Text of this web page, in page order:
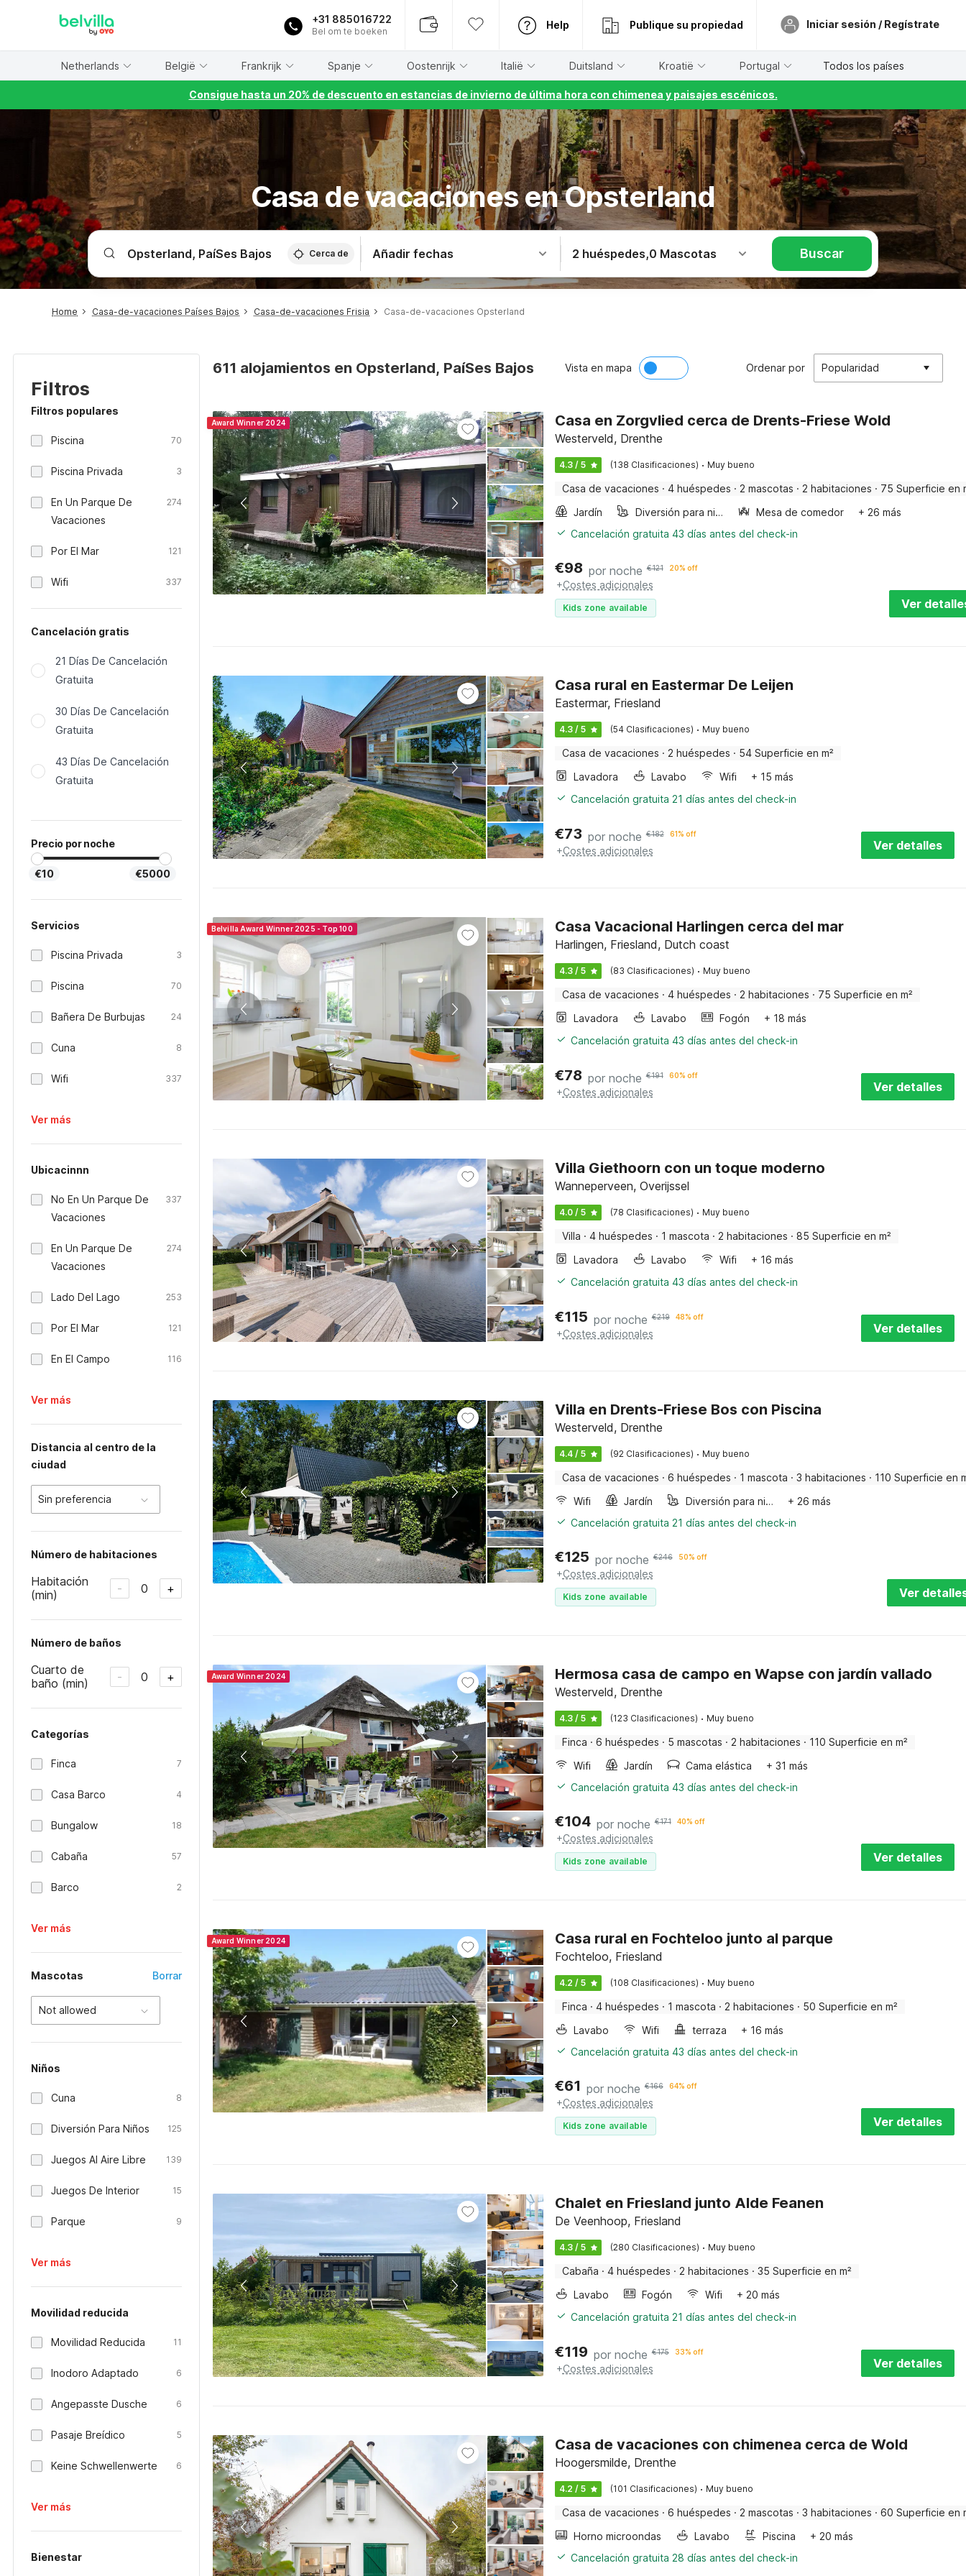
+31 885016722
Bel om te boeken
Help Publique su propiedad Iniciar sesión / Regístrate
Netherlands België Frankrijk Spanje Oostenrijk Italië Duitsland Kroatië Portugal Todos los países
Consigue hasta un 20% de descuento en estancias de invierno de última hora con chimenea y paisajes escénicos.
Casa de vacaciones en Opsterland
Cerca de Añadir fechas 2 huéspedes,0 Mascotas Buscar
Home Casa-de-vacaciones Países Bajos Casa-de-vacaciones Frisia Casa-de-vacaciones Opsterland
Filtros
Filtros populares
Piscina 70
Piscina Privada 3
En Un Parque De
Vacaciones
274
Por El Mar 121
Wifi 337
Cancelación gratis
21 Días De Cancelación
Gratuita
30 Días De Cancelación
Gratuita
43 Días De Cancelación
Gratuita
Precio por noche
€10 €5000
Servicios
Piscina Privada 3
Piscina 70
Bañera De Burbujas 24
Cuna 8
Wifi 337
Ver más
Ubicacinnn
No En Un Parque De
Vacaciones
337
En Un Parque De
Vacaciones
274
Lado Del Lago 253
Por El Mar 121
En El Campo 116
Ver más
Distancia al centro de la
ciudad
Sin preferencia
Número de habitaciones
Habitación
(min)
- 0 +
Número de baños
Cuarto de
baño (min)
- 0 +
Categorías
Finca 7
Casa Barco 4
Bungalow 18
Cabaña 57
Barco 2
Ver más
Mascotas Borrar
Not allowed
Niños
Cuna 8
Diversión Para Niños 125
Juegos Al Aire Libre 139
Juegos De Interior 15
Parque 9
Ver más
Movilidad reducida
Movilidad Reducida 11
Inodoro Adaptado 6
Angepasste Dusche 6
Pasaje Breídico 5
Keine Schwellenwerte 6
Ver más
Bienestar
611 alojamientos en Opsterland, PaíSes Bajos Vista en mapa Ordenar por Popularidad
Award Winner 2024 Casa en Zorgvlied cerca de Drents-Friese Wold
Westerveld, Drenthe
4.3 / 5 (138 Clasificaciones) · Muy bueno
Casa de vacaciones · 4 huéspedes · 2 mascotas · 2 habitaciones · 75 Superficie en
Jardín
Diversión para niños Mesa de comedor
+ 26 más
Cancelación gratuita 43 días antes del check-in
€98 por noche €121 20% off
+Costes adicionales
Kids zone available Ver
Casa rural en Eastermar De Leijen
Eastermar, Friesland
4.3 / 5 (54 Clasificaciones) · Muy bueno
Casa de vacaciones · 2 huéspedes · 54 Superficie en m²
Lavadora
Lavabo Wifi
+ 15 más
Cancelación gratuita 21 días antes del check-in
€73 por noche €182 61% off
+Costes adicionales Ver detalles
Belvilla Award Winner 2025 - Top 100 Casa Vacacional Harlingen cerca del mar
Harlingen, Friesland, Dutch coast
4.3 / 5 (83 Clasificaciones) · Muy bueno
Casa de vacaciones · 4 huéspedes · 2 habitaciones · 75 Superficie en m²
Lavadora
Lavabo Fogón
+ 18 más
Cancelación gratuita 43 días antes del check-in
€78 por noche €191 60% off
+Costes adicionales Ver detalles
Villa Giethoorn con un toque moderno
Wanneperveen, Overijssel
4.0 / 5 (78 Clasificaciones) · Muy bueno
Villa · 4 huéspedes · 1 mascota · 2 habitaciones · 85 Superficie en m²
Lavadora
Lavabo Wifi
+ 16 más
Cancelación gratuita 43 días antes del check-in
€115 por noche €219 48% off
+Costes adicionales Ver detalles
Villa en Drents-Friese Bos con Piscina
Westerveld, Drenthe
4.4 / 5 (92 Clasificaciones) · Muy bueno
Casa de vacaciones · 6 huéspedes · 1 mascota · 3 habitaciones · 110 Superficie en
Wifi
Jardín Diversión para niños
+ 26 más
Cancelación gratuita 21 días antes del check-in
€125 por noche €246 50% off
+Costes adicionales
Kids zone available Ver
Award Winner 2024 Hermosa casa de campo en Wapse con jardín vallado
Westerveld, Drenthe
4.3 / 5 (123 Clasificaciones) · Muy bueno
Finca · 6 huéspedes · 5 mascotas · 2 habitaciones · 110 Superficie en m²
Wifi
Jardín Cama elástica
+ 31 más
Cancelación gratuita 43 días antes del check-in
€104 por noche €171 40% off
+Costes adicionales
Kids zone available Ver detalles
Award Winner 2024 Casa rural en Fochteloo junto al parque
Fochteloo, Friesland
4.2 / 5 (108 Clasificaciones) · Muy bueno
Finca · 4 huéspedes · 1 mascota · 2 habitaciones · 50 Superficie en m²
Lavabo
Wifi terraza
+ 16 más
Cancelación gratuita 43 días antes del check-in
€61 por noche €166 64% off
+Costes adicionales
Kids zone available Ver detalles
Chalet en Friesland junto Alde Feanen
De Veenhoop, Friesland
4.3 / 5 (280 Clasificaciones) · Muy bueno
Cabaña · 4 huéspedes · 2 habitaciones · 35 Superficie en m²
Lavabo
Fogón Wifi
+ 20 más
Cancelación gratuita 21 días antes del check-in
€119 por noche €175 33% off
+Costes adicionales Ver detalles
Casa de vacaciones con chimenea cerca de Wold
Hoogersmilde, Drenthe
4.2 / 5 (101 Clasificaciones) · Muy bueno
Casa de vacaciones · 6 huéspedes · 2 mascotas · 3 habitaciones · 60 Superficie en
Horno microondas
Lavabo Piscina
+ 20 más
Cancelación gratuita 28 días antes del check-in